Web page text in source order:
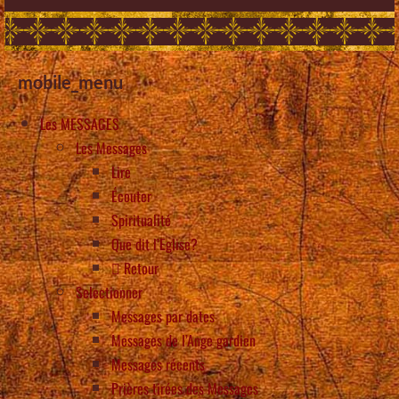
mobile_menu
Les MESSAGES
Les Messages
Lire
Écouter
Spiritualité
Que dit l’Eglise?
Retour
Selectionner
Messages par dates
Messages de l’Ange gardien
Messages récents
Prières tirées des Messages